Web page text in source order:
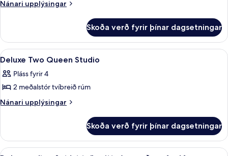
1
tvíbreitt
rúm
með
svefnsófa
Nánari upplýsingar
Nánari
svíta
1
tvíbreitt
rúm
svefnsófa
Skoða verð fyrir þínar dagsetningar
Skoða
allar
myndir
fyrir
Deluxe
Studio
1 svefnherbergi, ofnæmisprófaður
3
Deluxe Two Queen Studio
Pláss fyrir 4
2 meðalstór tvíbreið rúm
Nánari upplýsingar
Nánari
Two
Queen
Skoða verð fyrir þínar dagsetningar
Skoða Deluxe-svíta - 1 stórt tvíbreitt rúm